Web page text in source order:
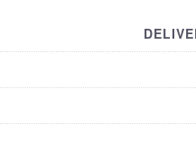
内配送・お支払い・諸注意】
(EN)】
Shipping